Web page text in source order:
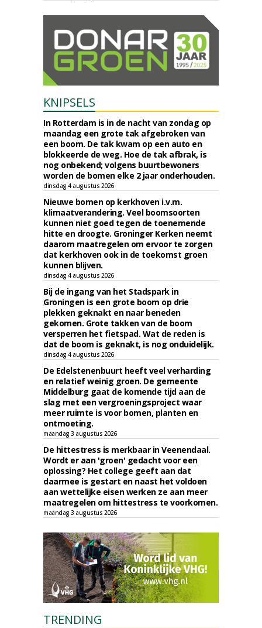
KNIPSELS
In Rotterdam is in de nacht van zondag op
maandag een grote tak afgebroken van
een boom. De tak kwam op een auto en
blokkeerde de weg. Hoe de tak afbrak, is
nog onbekend; volgens buurtbewoners
worden de bomen elke 2 jaar onderhouden.
dinsdag 4 augustus 2026
Nieuwe bomen op kerkhoven i.v.m.
klimaatverandering. Veel boomsoorten
kunnen niet goed tegen de toenemende
hitte en droogte. Groninger Kerken neemt
daarom maatregelen om ervoor te zorgen
dat kerkhoven ook in de toekomst groen
kunnen blijven.
dinsdag 4 augustus 2026
Bij de ingang van het Stadspark in
Groningen is een grote boom op drie
plekken geknakt en naar beneden
gekomen. Grote takken van de boom
versperren het fietspad. Wat de reden is
dat de boom is geknakt, is nog onduidelijk.
dinsdag 4 augustus 2026
De Edelstenenbuurt heeft veel verharding
en relatief weinig groen. De gemeente
Middelburg gaat de komende tijd aan de
slag met een vergroeningsproject waar
meer ruimte is voor bomen, planten en
ontmoeting.
maandag 3 augustus 2026
De hittestress is merkbaar in Veenendaal.
Wordt er aan 'groen' gedacht voor een
oplossing? Het college geeft aan dat
daarmee is gestart en naast het voldoen
aan wettelijke eisen werken ze aan meer
maatregelen om hittestress te voorkomen.
maandag 3 augustus 2026
TRENDING